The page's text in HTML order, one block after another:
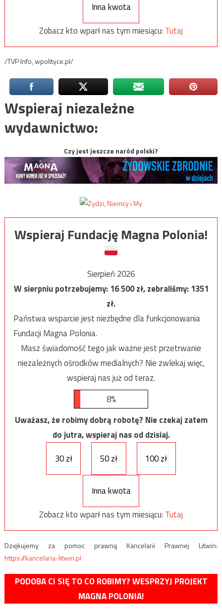
Inna kwota
Zobacz kto wparł nas tym miesiącu: Tutaj
/TVP Info, wpolityce.pl/
Wspieraj niezależne
wydawnictwo:
Czy jest jeszcze naród polski?
Wspieraj Fundację Magna Polonia!
Sierpień 2026
W sierpniu potrzebujemy:16 500zł, zebraliśmy:1351
zł.
Państwa wsparcie jest niezbędne dla funkcjonowania
Fundacji Magna Polonia.
Masz świadomość tego jak ważne jest przetrwanie
niezależnych ośrodków medialnych? Nie zwlekaj więc,
wspieraj nas już od teraz.
8%
Uważasz, że robimy dobrą robotę? Nie czekaj zatem
do jutra, wspieraj nas od dzisiaj.
30 zł
50 zł 100 zł
Inna kwota
Zobacz kto wparł nas tym miesiącu: Tutaj
Dziękujemy za pomoc prawną Kancelarii Prawnej Litwin:
https://kancelaria-litwin.pl
PODOBA CI SIĘ TO CO ROBIMY? WESPRZYJ PROJEKT
MAGNA POLONIA!